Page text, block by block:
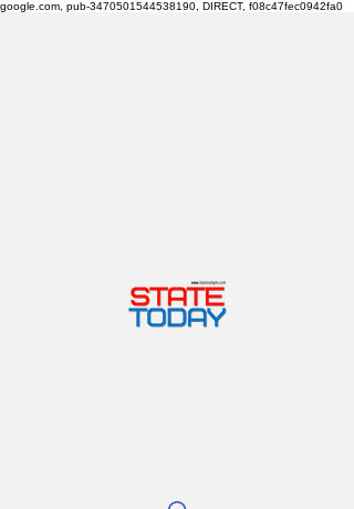
google.com, pub-3470501544538190, DIRECT, f08c47fec0942fa0